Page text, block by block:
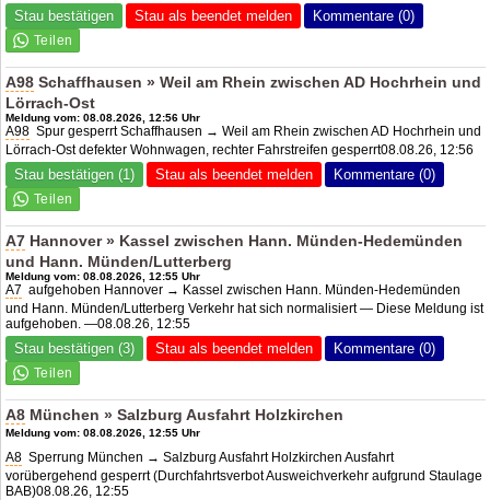
Stau bestätigen Stau als beendet melden Kommentare (0)
A98 Schaffhausen » Weil am Rhein zwischenAD Hochrhein und
Lörrach-Ost
Meldung vom: 08.08.2026, 12:56 Uhr
A98 Spur gesperrt Schaffhausen → Weil am Rhein zwischenAD Hochrhein und
Lörrach-Ost defekter Wohnwagen, rechter Fahrstreifen gesperrt08.08.26, 12:56
Stau bestätigen (1) Stau als beendet melden Kommentare (0)
A7 Hannover » Kassel zwischen Hann. Münden-Hedemünden
und Hann. Münden/Lutterberg
Meldung vom: 08.08.2026, 12:55 Uhr
A7 aufgehoben Hannover → Kassel zwischen Hann. Münden-Hedemünden
und Hann. Münden/Lutterberg Verkehr hat sich normalisiert — Diese Meldung ist
aufgehoben. —08.08.26, 12:55
Stau bestätigen (3) Stau als beendet melden Kommentare (0)
A8 München » Salzburg Ausfahrt Holzkirchen
Meldung vom: 08.08.2026, 12:55 Uhr
A8 Sperrung München → Salzburg Ausfahrt Holzkirchen Ausfahrt
vorübergehend gesperrt (Durchfahrtsverbot Ausweichverkehr aufgrund Staulage
BAB)08.08.26, 12:55